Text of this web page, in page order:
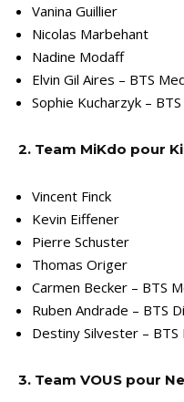
Vanina Guillier
Nicolas Marbehant
Nadine Modaff
Elvin Gil Aires – BTS
Sophie Kucharzyk –
2. Team MiKdo pour
Vincent Finck
Kevin Eiffener
Pierre Schuster
Thomas Origer
Carmen Becker – BTS
Ruben Andrade – BTS
Destiny Silvester –
3. Team VOUS pour